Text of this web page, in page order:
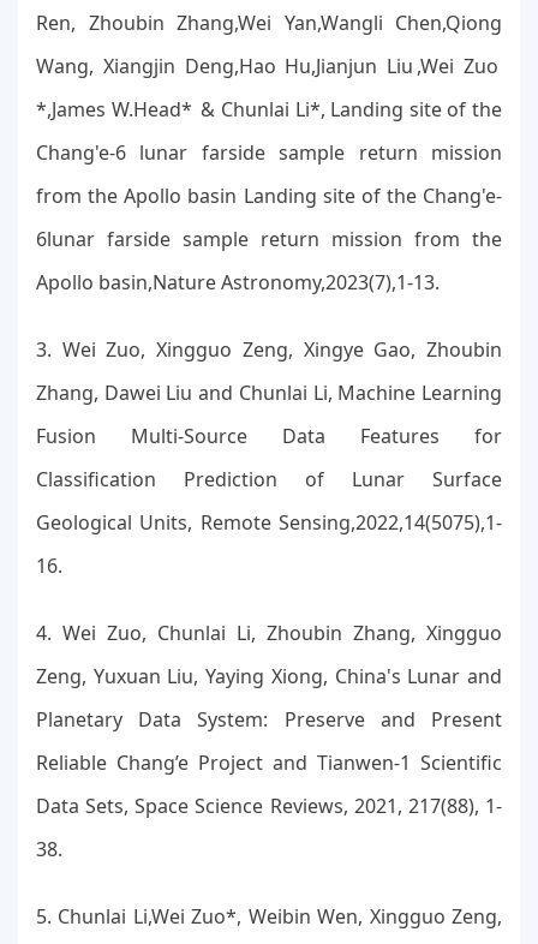
Ren, Zhoubin Zhang,Wei Yan,Wangli Chen,Qiong
Wang, Xiangjin Deng,Hao Hu,Jianjun Liu ,Wei Zuo
*,James W.Head* & Chunlai Li*, Landing site of the
Chang'e-6 lunar farside sample return mission
from the Apollo basin Landing site of the Chang'e-
6lunar farside sample return mission from the
Apollo basin,Nature Astronomy,2023(7),1-13.
3. Wei Zuo, Xingguo Zeng, Xingye Gao, Zhoubin
Zhang, Dawei Liu and Chunlai Li, Machine Learning
Fusion Multi-Source Data Features for
Classification Prediction of Lunar Surface
Geological Units, Remote Sensing,2022,14(5075),1-
16.
4. Wei Zuo, Chunlai Li, Zhoubin Zhang, Xingguo
Zeng, Yuxuan Liu, Yaying Xiong, China's Lunar and
Planetary Data System: Preserve and Present
Reliable Chang’e Project and Tianwen-1 Scientific
Data Sets, Space Science Reviews, 2021, 217(88), 1-
38.
5. Chunlai Li,Wei Zuo*, Weibin Wen, Xingguo Zeng,